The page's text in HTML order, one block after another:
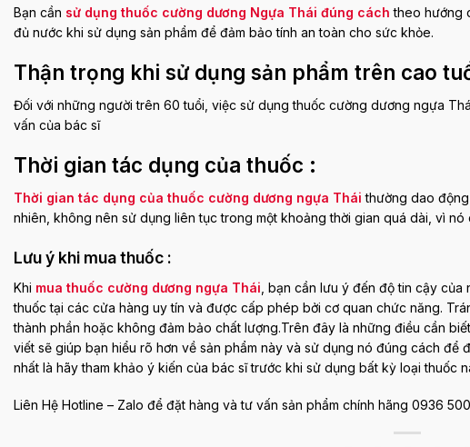
Bạn cần sử dụng thuốc cường dương Ngựa Thái đúng cách theo hướng
đủ nước khi sử dụng sản phẩm để đảm bảo tính an toàn cho sức khỏe.
Thận trọng khi sử dụng sản phẩm trên cao
Đối với những người trên 60 tuổi, việc sử dụng thuốc cường dương ngựa
vấn của bác sĩ
Thời gian tác dụng của thuốc :
Thời gian tác dụng của thuốc cường dương ngựa Thái thường dao
nhiên, không nên sử dụng liên tục trong một khoảng thời gian quá dài, vì
Lưu ý khi mua thuốc :
Khi mua thuốc cường dương ngựa Thái , bạn cần lưu ý đến độ tin cậy
thuốc tại các cửa hàng uy tín và được cấp phép bởi cơ quan chức năng.
thành phần hoặc không đảm bảo chất lượng.Trên đây là những điều cần
viết sẽ giúp bạn hiểu rõ hơn về sản phẩm này và sử dụng nó đúng cách
nhất là hãy tham khảo ý kiến ​​của bác sĩ trước khi sử dụng bất kỳ loại thuốc
Liên Hệ Hotline – Zalo để đặt hàng và tư vấn sản phẩm chính hãng 0936